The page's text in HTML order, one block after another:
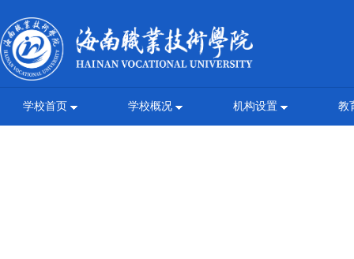
学校首页 学校概况 机构设置 教